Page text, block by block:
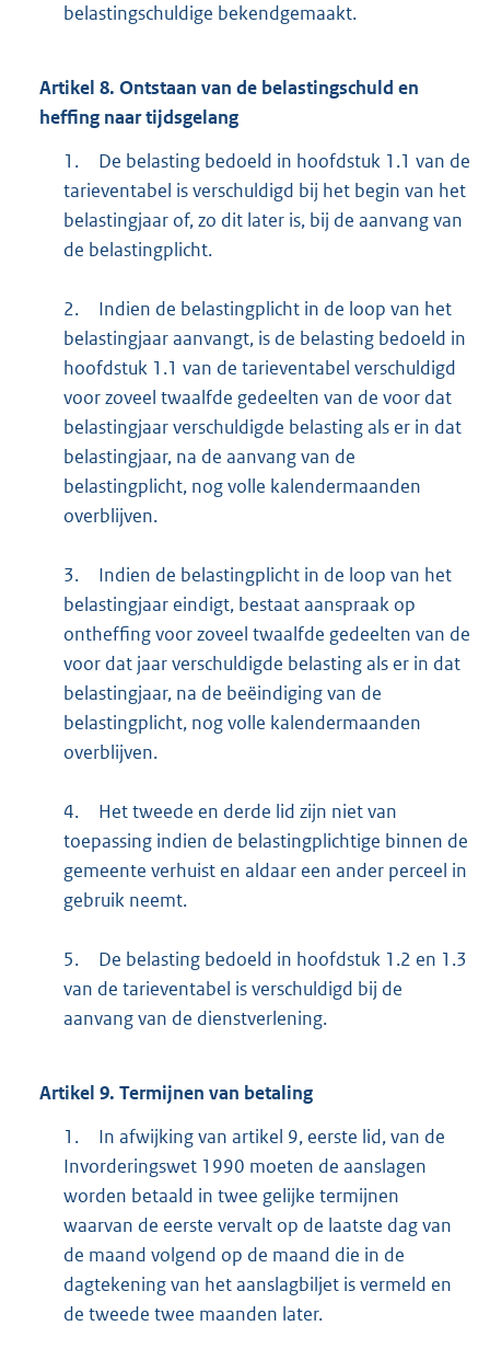
belastingschuldige bekendgemaakt.
Artikel 8. Ontstaan van de belastingschuld en
heffing naar tijdsgelang
1.
De belasting bedoeld in hoofdstuk 1.1 van de
tarieventabel is verschuldigd bij het begin van het
belastingjaar of, zo dit later is, bij de aanvang van
de belastingplicht.
2.
Indien de belastingplicht in de loop van het
belastingjaar aanvangt, is de belasting bedoeld in
hoofdstuk 1.1 van de tarieventabel verschuldigd
voor zoveel twaalfde gedeelten van de voor dat
belastingjaar verschuldigde belasting als er in dat
belastingjaar, na de aanvang van de
belastingplicht, nog volle kalendermaanden
overblijven.
3.
Indien de belastingplicht in de loop van het
belastingjaar eindigt, bestaat aanspraak op
ontheffing voor zoveel twaalfde gedeelten van de
voor dat jaar verschuldigde belasting als er in dat
belastingjaar, na de beëindiging van de
belastingplicht, nog volle kalendermaanden
overblijven.
4.
Het tweede en derde lid zijn niet van
toepassing indien de belastingplichtige binnen de
gemeente verhuist en aldaar een ander perceel in
gebruik neemt.
5.
De belasting bedoeld in hoofdstuk 1.2 en 1.3
van de tarieventabel is verschuldigd bij de
aanvang van de dienstverlening.
Artikel 9. Termijnen van betaling
1.
In afwijking van artikel 9, eerste lid, van de
Invorderingswet 1990 moeten de aanslagen
worden betaald in twee gelijke termijnen
waarvan de eerste vervalt op de laatste dag van
de maand volgend op de maand die in de
dagtekening van het aanslagbiljet is vermeld en
de tweede twee maanden later.